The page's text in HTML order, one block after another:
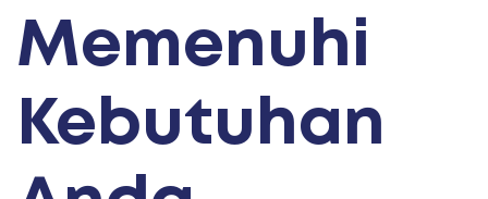
Memenuhi
Kebutuhan